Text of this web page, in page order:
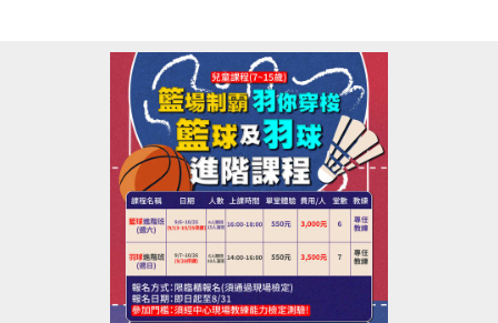
小提醒，請詳閱各項課程必要條件喔~
------------------------------------------
若有相關問題，請不吝撥打03-2639066 #114、115!